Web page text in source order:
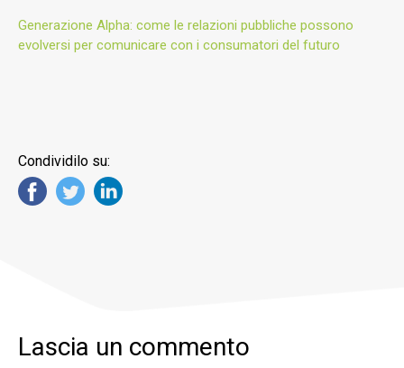
Generazione Alpha: come le relazioni pubbliche possono
evolversi per comunicare con i consumatori del futuro
Condividilo su:
Lascia un commento